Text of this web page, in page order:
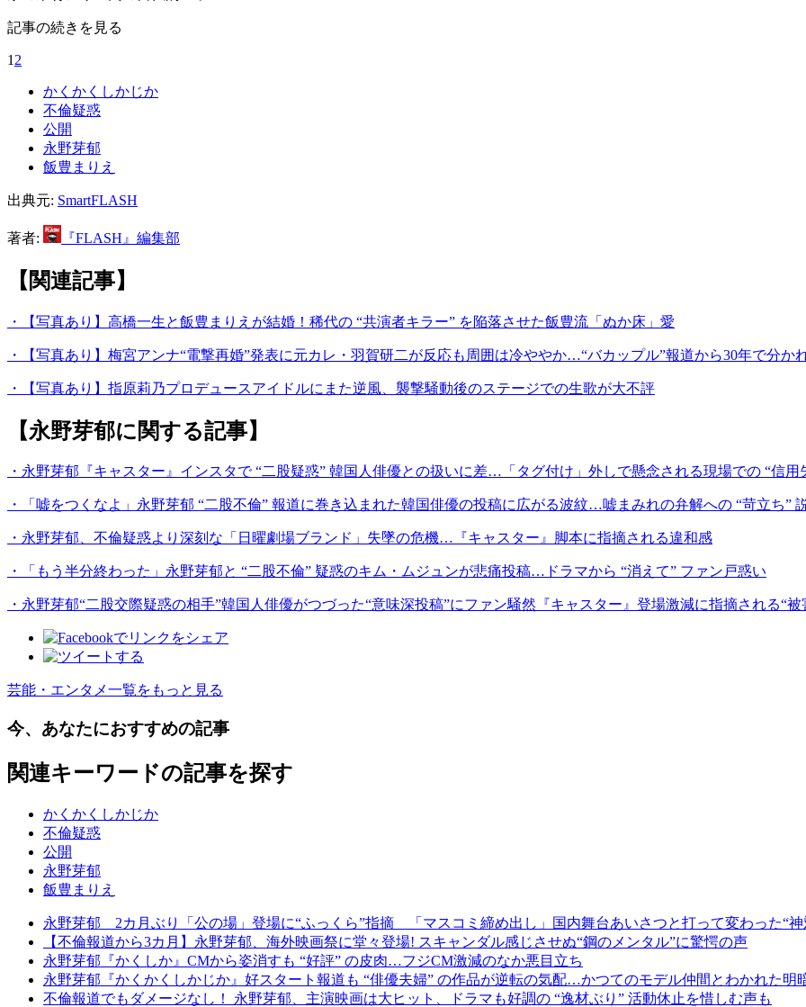
記事の続きを見る
1 2
かくかくしかじか
不倫疑惑
公開
永野芽郁
飯豊まりえ
出典元: SmartFLASH
著者: 『FLASH』編集部
【関連記事】
・【写真あり】高橋一生と飯豊まりえが結婚！稀代の “共演者キラー” を陥落させた飯豊流「ぬか床」愛
・【写真あり】梅宮アンナ“電撃再婚”発表に元カレ・羽賀研二が反応も周囲は冷ややか…“バカップル”報道から30年で分か
・【写真あり】指原莉乃プロデュースアイドルにまた逆風、襲撃騒動後のステージでの生歌が大不評
【永野芽郁に関する記事】
・永野芽郁『キャスター』インスタで “二股疑惑” 韓国人俳優との扱いに差…「タグ付け」外しで懸念される現場での “信用
・「嘘をつくなよ」永野芽郁 “二股不倫” 報道に巻き込まれた韓国俳優の投稿に広がる波紋…嘘まみれの弁解への “苛立ち”
・永野芽郁、不倫疑惑より深刻な「日曜劇場ブランド」失墜の危機…『キャスター』脚本に指摘される違和感
・「もう半分終わった」永野芽郁と “二股不倫” 疑惑のキム・ムジュンが悲痛投稿…ドラマから “消えて” ファン戸惑い
・永野芽郁“二股交際疑惑の相手”韓国人俳優がつづった“意味深投稿”にファン騒然『キャスター』登場激減に指摘される“被
芸能・エンタメ一覧をもっと見る
今、あなたにおすすめの記事
関連キーワードの記事を探す
かくかくしかじか
不倫疑惑
公開
永野芽郁
飯豊まりえ
永野芽郁 2カ月ぶり「公の場」登場に“ふっくら”指摘 「マスコミ締め出し」国内舞台あいさつと打って変わった“神
【不倫報道から3カ月】永野芽郁、海外映画祭に堂々登場! スキャンダル感じさせぬ“鋼のメンタル”に驚愕の声
永野芽郁『かくしか』CMから姿消すも “好評” の皮肉…フジCM激減のなか悪目立ち
永野芽郁『かくかくしかじか』好スタート報道も “俳優夫婦” の作品が逆転の気配…かつてのモデル仲間とわかれた明
不倫報道でもダメージなし！ 永野芽郁、主演映画は大ヒット、ドラマも好調の “逸材ぶり” 活動休止を惜しむ声も